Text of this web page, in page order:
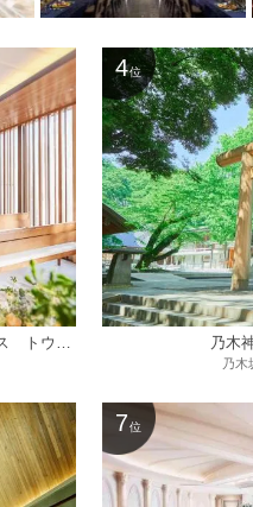
THE MAGNUS TOKYO （ザ マグナス トウキョウ）
4 位
乃木
乃木
7 位